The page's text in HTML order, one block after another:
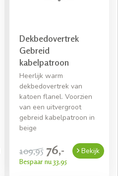
Dekbedovertrek
Gebreid
kabelpatroon
Heerlijk warm
dekbedovertrek van
katoen flanel. Voorzien
van een uitvergroot
gebreid kabelpatroon in
beige
109,95 76,-
Bespaar nu 33,95
Bekijk